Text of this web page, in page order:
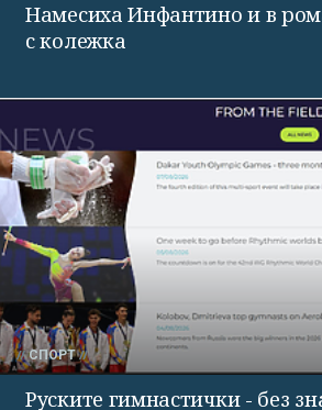
Намесиха Инфантино и в
с колежка
СПОРТ
Руските гимнастички - без